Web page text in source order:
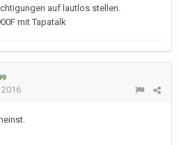
auf lautlos stellen.
mit Tapatalk